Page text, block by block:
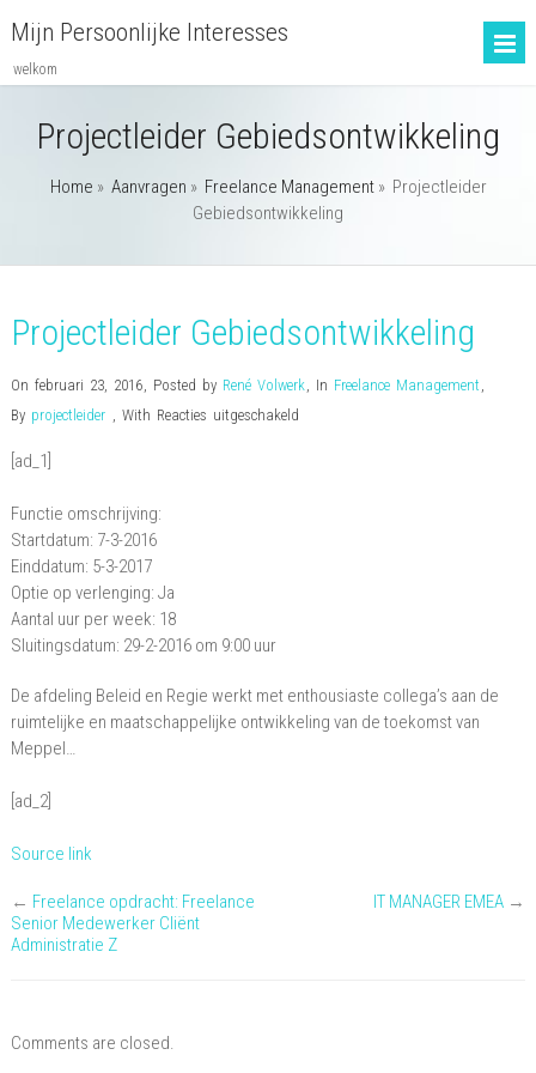
Mijn Persoonlijke Interesses
welkom
Projectleider Gebiedsontwikkeling
Home » Aanvragen » Freelance Management» Projectleider
Gebiedsontwikkeling
Projectleider Gebiedsontwikkeling
On februari 23, 2016, Posted by René Volwerk, In Freelance Management ,
By projectleider , With Reacties uitgeschakeldvoor
[ad_1]
Functie omschrijving:
Startdatum: 7-3-2016
Einddatum: 5-3-2017
Optie op verlenging: Ja
Aantal uur per week: 18
Sluitingsdatum: 29-2-2016 om 9:00 uur
De afdeling Beleid en Regie werkt met enthousiaste collega’s aan de
ruimtelijke en maatschappelijke ontwikkeling van de toekomst van
Meppel…
[ad_2]
Source link
← Freelance opdracht: Freelance
Senior Medewerker Cliënt
Administratie Z
IT MANAGER EMEA →
Comments are closed.